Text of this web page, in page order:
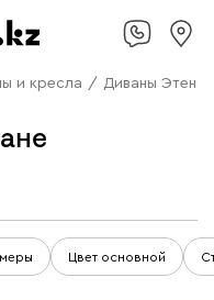
и кресла / Диваны Этен
Цвет основной